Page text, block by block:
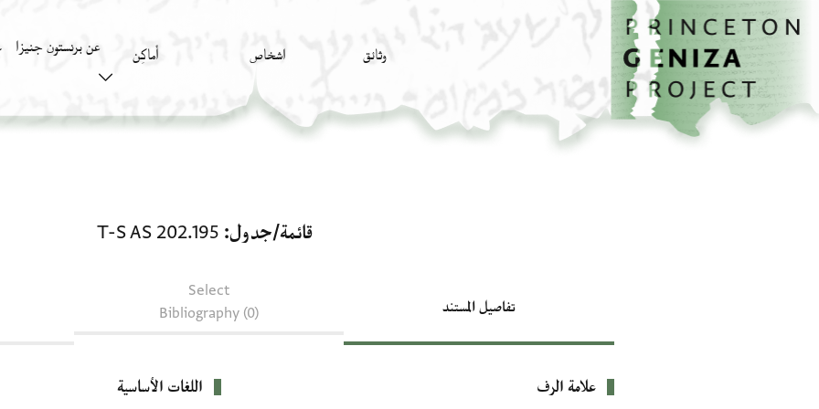
تخطي إلى المحتوى الرئيسي
الصفحة الرئيسية
وثائق اشخاص أَماكِن عن برنستون جنيزا
قائمة/جدول T-S AS 202.195
تفاصيل المستند
Select
Bibliography (0)
بيانات التعريف
علامة الرف اللغات الأساسية